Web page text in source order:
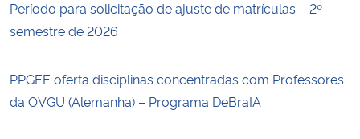
Período para solicitação de ajuste de matrículas – 2º
semestre de 2026
PPGEE oferta disciplinas concentradas com Professores
da OVGU (Alemanha) – Programa DeBraIA